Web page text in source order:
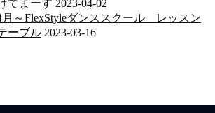
てまーす 2023-04-02
月～FlexStyleダンススクール レッスン
ーブル 2023-03-16